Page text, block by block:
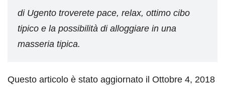
di Ugento troverete pace, relax, ottimo cibo
tipico e la possibilità di alloggiare in una
masseria tipica.
Questo articolo è stato aggiornato il Ottobre 4, 2018